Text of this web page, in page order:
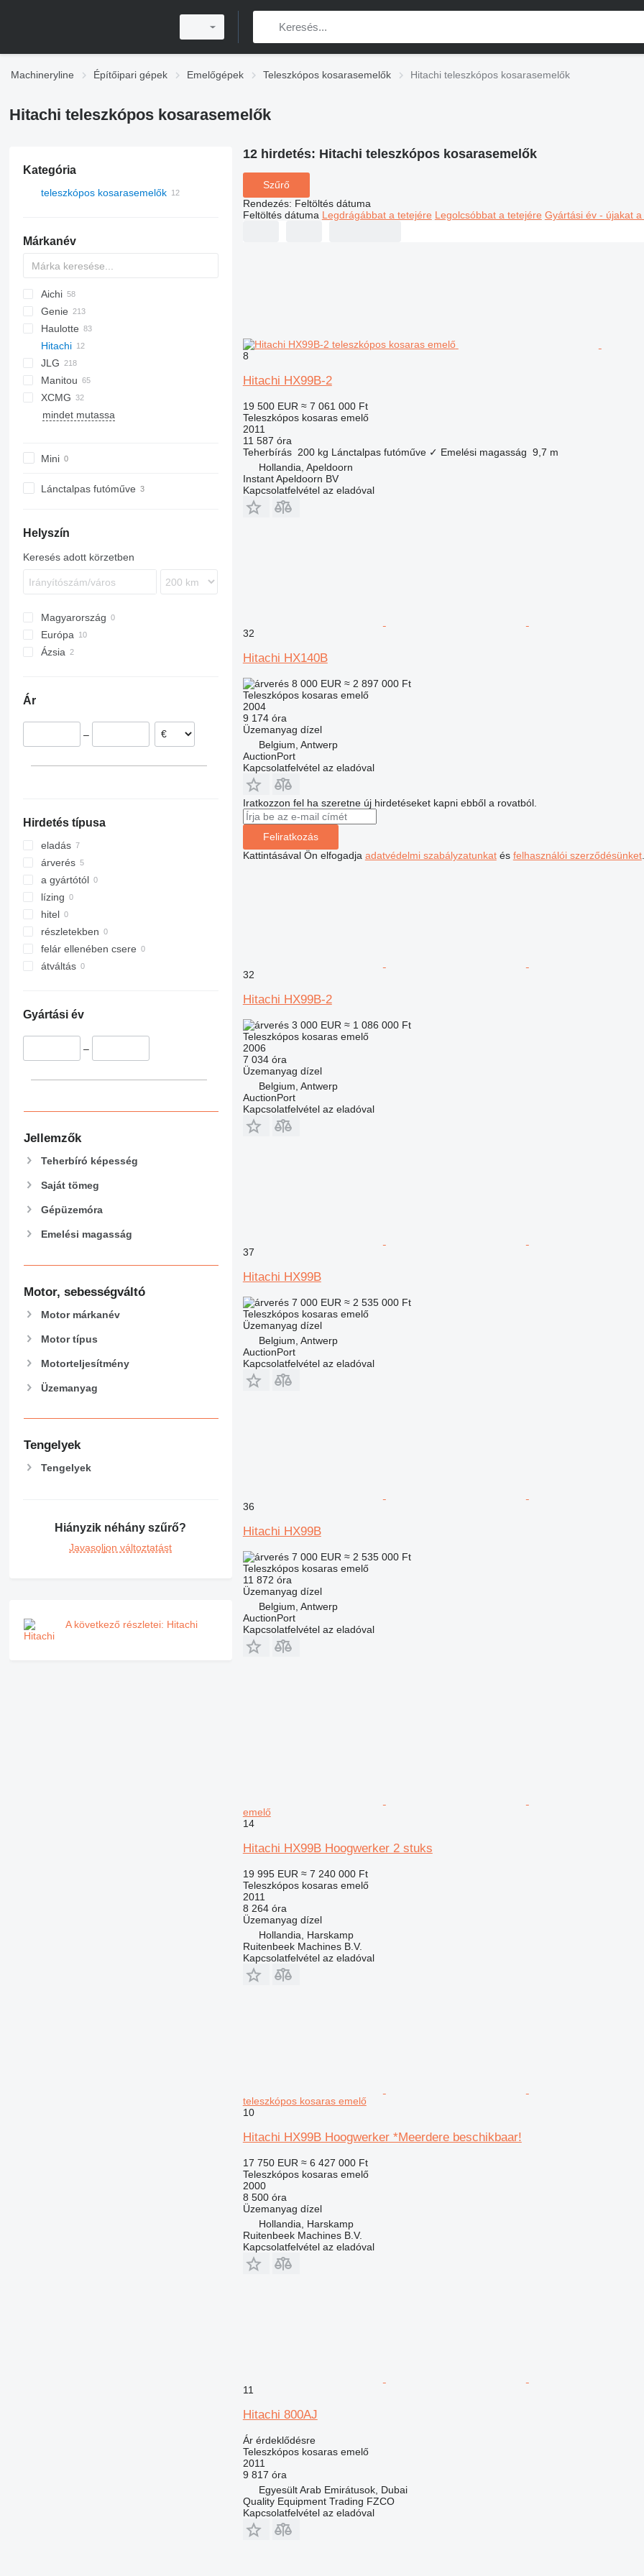
Machineryline Építőipari gépek Emelőgépek Teleszkópos kosarasemelők Hitachi teleszkópos kosarasemelők
Hitachi teleszkópos kosarasemelők
Kategória
teleszkópos kosarasemelők
Márkanév
Aichi
SP
SR
DK
DL
Genie
S series
Z series
AMZ
MZ
Haulotte
H-series
HA
HT
Star
Hitachi
EX
EX60
527
JLG
80
400SC
450
680
1200
1250
1350
3394
R-series
KK
T-series
Manitou
ATJ
MRT
ROTO
HR
1550
4200
SJ
AB
TB
LEO30T
LEO36T
XCMG
GTBZ
ZT
mindet mutassa
Mini
Lánctalpas futóműve
Helyszín
Keresés adott körzetben
Magyarország
Európa
Ázsia
Ár
–
Hirdetés típusa
eladás
árverés
a gyártótól
lízing
hitel
részletekben
felár ellenében csere
átváltás
Gyártási év
–
Jellemzők
Teherbíró képesség
Saját tömeg
Gépüzemóra
Emelési magasság
Motor, sebességváltó
Motor márkanév
Motor típus
Motorteljesítmény
Üzemanyag
Tengelyek
Tengelyek
Hiányzik néhány szűrő?
Javasoljon változtatást
A következő részletei: Hitachi
12 hirdetés: Hitachi teleszkópos kosarasemelők
Szűrő
Rendezés: Feltöltés dátuma
Feltöltés dátuma Legdrágábbat a tetejére Legolcsóbbat a tetejére Gyártási év - újakat
8
Hitachi HX99B-2
19 500 EUR ≈ 7 061 000 Ft
Teleszkópos kosaras emelő
2011
11 587 óra
Teherbírás 200 kg Lánctalpas futóműve ✓ Emelési magasság 9,7 m
Hollandia, Apeldoorn
Instant Apeldoorn BV
Kapcsolatfelvétel az eladóval
32
Hitachi HX140B
8 000 EUR ≈ 2 897 000 Ft
Teleszkópos kosaras emelő
2004
9 174 óra
Üzemanyag dízel
Belgium, Antwerp
AuctionPort
Kapcsolatfelvétel az eladóval
Iratkozzon fel ha szeretne új hirdetéseket kapni ebből a rovatból.
Feliratkozás
Kattintásával Ön elfogadja adatvédelmi szabályzatunkatés felhasználói szerződésünket.
32
Hitachi HX99B-2
3 000 EUR ≈ 1 086 000 Ft
Teleszkópos kosaras emelő
2006
7 034 óra
Üzemanyag dízel
Belgium, Antwerp
AuctionPort
Kapcsolatfelvétel az eladóval
37
Hitachi HX99B
7 000 EUR ≈ 2 535 000 Ft
Teleszkópos kosaras emelő
Üzemanyag dízel
Belgium, Antwerp
AuctionPort
Kapcsolatfelvétel az eladóval
36
Hitachi HX99B
7 000 EUR ≈ 2 535 000 Ft
Teleszkópos kosaras emelő
11 872 óra
Üzemanyag dízel
Belgium, Antwerp
AuctionPort
Kapcsolatfelvétel az eladóval
emelő
14
Hitachi HX99B Hoogwerker 2 stuks
19 995 EUR ≈ 7 240 000 Ft
Teleszkópos kosaras emelő
2011
8 264 óra
Üzemanyag dízel
Hollandia, Harskamp
Ruitenbeek Machines B.V.
Kapcsolatfelvétel az eladóval
teleszkópos kosaras emelő
10
Hitachi HX99B Hoogwerker *Meerdere beschikbaar!
17 750 EUR ≈ 6 427 000 Ft
Teleszkópos kosaras emelő
2000
8 500 óra
Üzemanyag dízel
Hollandia, Harskamp
Ruitenbeek Machines B.V.
Kapcsolatfelvétel az eladóval
11
Hitachi 800AJ
Ár érdeklődésre
Teleszkópos kosaras emelő
2011
9 817 óra
Egyesült Arab Emirátusok, Dubai
Quality Equipment Trading FZCO
Kapcsolatfelvétel az eladóval